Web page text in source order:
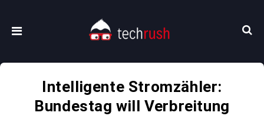
Intelligente Stromzähler:
Bundestag will Verbreitung